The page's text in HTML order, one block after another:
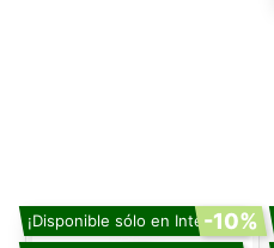
¡Disponible sólo en Internet!
-10%